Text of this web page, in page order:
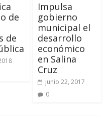
de
de
Impulsa
gobierno
municipal el
desarrollo
económico
en Salina
Cruz
junio 22, 2017
0